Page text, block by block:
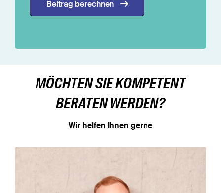
Beitrag berechnen
MÖCHTEN SIE KOMPETENT
BERATEN WERDEN?
Wir helfen Ihnen gerne